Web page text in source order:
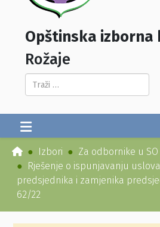
Opštinska izborna
Rožaje
Pretraga...
Izbori Za odbornike u SO
Rješenje o ispunjavanju
predsjednika i zamjenika
62/22